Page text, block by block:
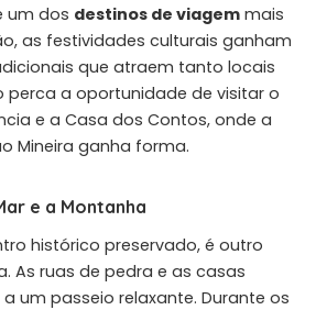
um dos destinos de viagem mais
as festividades culturais ganham
que atraem tanto locais
perca a oportunidade de visitar o
e a Casa dos Contos, onde a
Mineira ganha forma.
e a Montanha
histórico preservado, é outro
As ruas de pedra e as casas
um passeio relaxante. Durante os